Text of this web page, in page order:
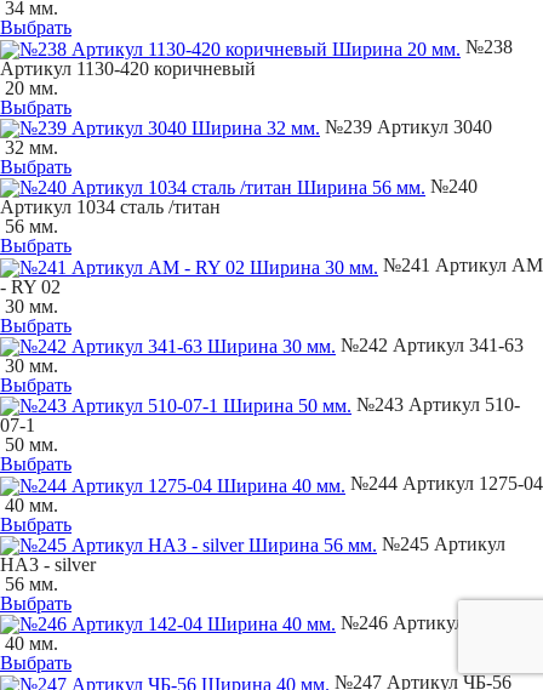
34 мм.
Выбрать
№238
Артикул 1130-420 коричневый
20 мм.
Выбрать
№239 Артикул 3040
32 мм.
Выбрать
№240
Артикул 1034 сталь /титан
56 мм.
Выбрать
№241 Артикул AM
- RY 02
30 мм.
Выбрать
№242 Артикул 341-63
30 мм.
Выбрать
№243 Артикул 510-
07-1
50 мм.
Выбрать
№244 Артикул 1275-04
40 мм.
Выбрать
№245 Артикул
НA3 - silver
56 мм.
Выбрать
№246 Артикул 142-04
40 мм.
Выбрать
№247 Артикул ЧБ-56